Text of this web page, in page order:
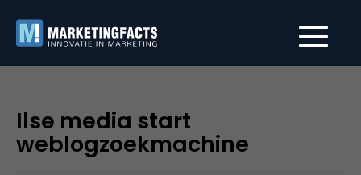
Ilse media start
weblogzoekmachine